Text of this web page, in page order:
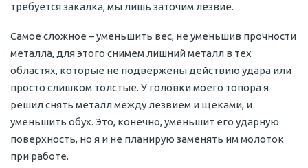
требуется закалка, мы лишь заточим лезвие.
Самое сложное – уменьшить вес, не уменьшив прочности
металла, для этого снимем лишний металл в тех
областях, которые не подвержены действию удара или
просто слишком толстые. У головки моего топора я
решил снять металл между лезвием и щеками, и
уменьшить обух. Это, конечно, уменьшит его ударную
поверхность, но я и не планирую заменять им молоток
при работе.